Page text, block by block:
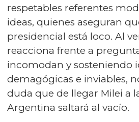
respetables referentes
ideas, quienes aseguran
presidencial está loco. Al
reacciona frente a
incomodan y sosteniendo
demagógicas e inviables,
duda que de llegar Milei a
Argentina saltará al vacío.